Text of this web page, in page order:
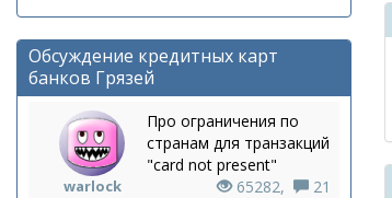
Обсуждение кредитных карт
банков Грязей
warlock
Про ограничения по
странам для транзакций
"card not present"
65282,
21